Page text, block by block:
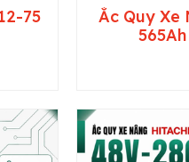
75
Ắc Quy Xe